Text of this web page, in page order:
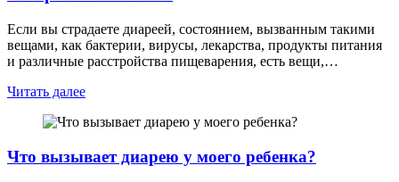
Если вы страдаете диареей, состоянием, вызванным такими
вещами, как бактерии, вирусы, лекарства, продукты питания
и различные расстройства пищеварения, есть вещи,…
Читать далее
Что вызывает диарею у моего ребенка?